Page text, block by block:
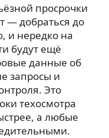
просрочки
— добраться до
и нередко на
будут ещё
данные об
запросы и
Это
техосмотра
а любые